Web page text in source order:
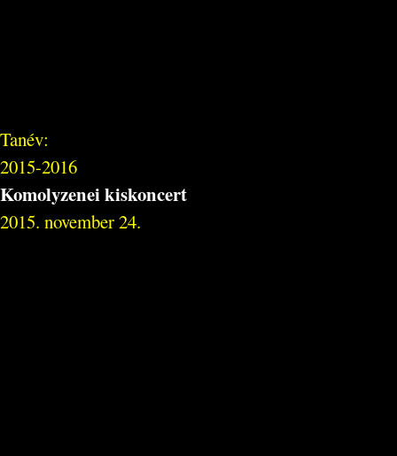
Tanév:
2015-2016
Komolyzenei kiskoncert
2015. november 24.